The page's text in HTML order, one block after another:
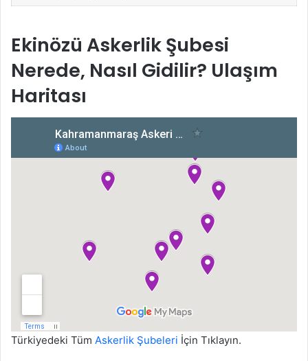
Ekinözü Askerlik Şubesi
Nerede, Nasıl Gidilir? Ulaşım
Haritası
Türkiyedeki Tüm Askerlik Şubeleri İçin Tıklayın.